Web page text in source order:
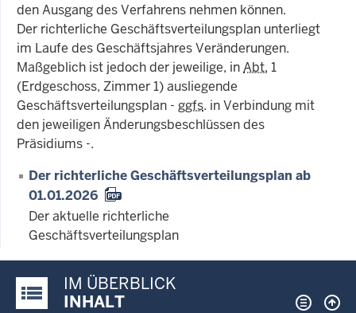
den Ausgang des Verfahrens nehmen können.
Der richterliche Geschäftsverteilungsplan unterliegt
im Laufe des Geschäftsjahres Veränderungen.
Maßgeblich ist jedoch der jeweilige, inAbt. 1
(Erdgeschoss, Zimmer 1) ausliegende
Geschäftsverteilungsplan - ggfs. in Verbindung mit
den jeweiligen Änderungsbeschlüssen des
Präsidiums -.
Der richterliche Geschäftsverteilungsplan ab
01.01.2026
Der aktuelle richterliche
Geschäftsverteilungsplan
Justiz-Portal im Überblick:
IM ÜBERBLICK
INHALT